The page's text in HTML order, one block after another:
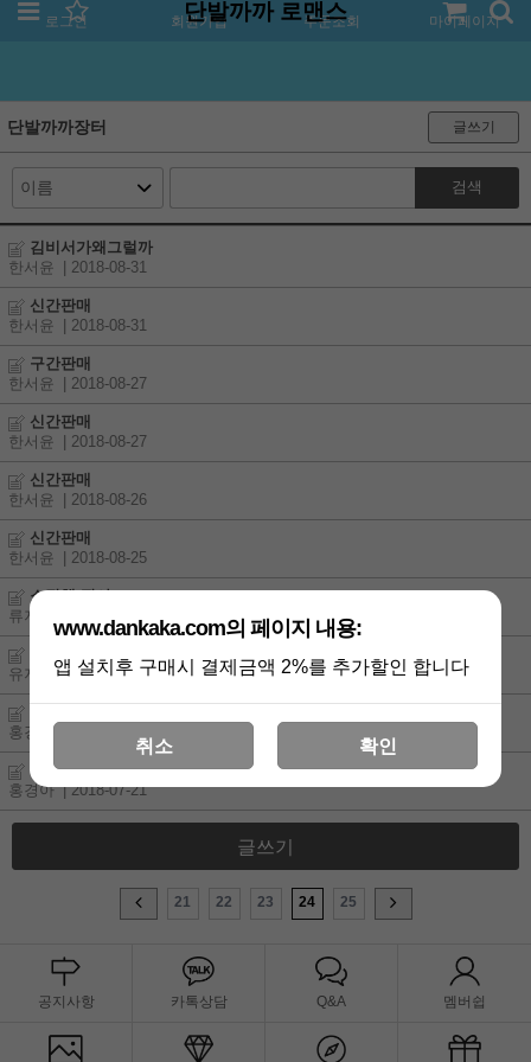
로그인 회원가입 주문조회 마이페이지
단발까까 로맨스
단발까까장터 글쓰기
검색
김비서가왜그럴까
한서윤
| 2018-08-31
신간판매
한서윤
| 2018-08-31
구간판매
한서윤
| 2018-08-27
신간판매
한서윤
| 2018-08-27
신간판매
한서윤
| 2018-08-26
신간판매
한서윤
| 2018-08-25
소장책 팔아
류지영
| 2018-08-13
유지성 | 2018-08-02
홍경아
최신간 팔아요
홍경아 | 2018-07-21
글쓰기
21 22 23 24 25
공지사항 카톡상담 Q&A 멤버쉽
www.dankaka.com의 페이지 내용:
앱 설치후 구매시 결제금액 2%를 추가할인 합니다
취소 확인